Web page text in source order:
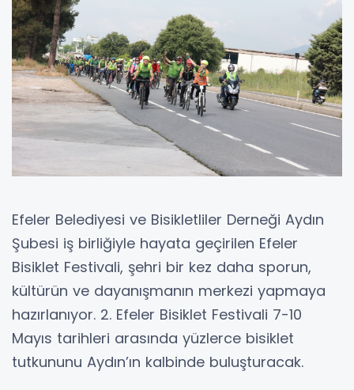
Efeler Belediyesi ve Bisikletliler Derneği Aydın
Şubesi iş birliğiyle hayata geçirilen Efeler
Bisiklet Festivali, şehri bir kez daha sporun,
kültürün ve dayanışmanın merkezi yapmaya
hazırlanıyor. 2. Efeler Bisiklet Festivali 7-10
Mayıs tarihleri arasında yüzlerce bisiklet
tutkununu Aydın’ın kalbinde buluşturacak.